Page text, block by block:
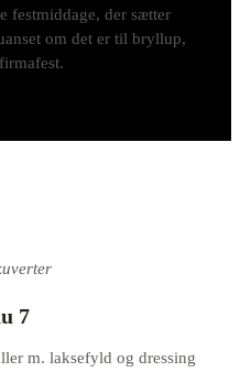
festmiddage, der sætter
om det er til bryllup,
7
m. laksefyld og dressing